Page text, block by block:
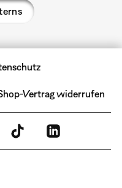
Vertrag widerrufen